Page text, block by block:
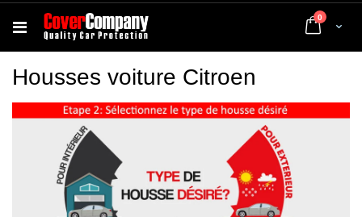
Cart
0 articles
Housses voiture Citroen